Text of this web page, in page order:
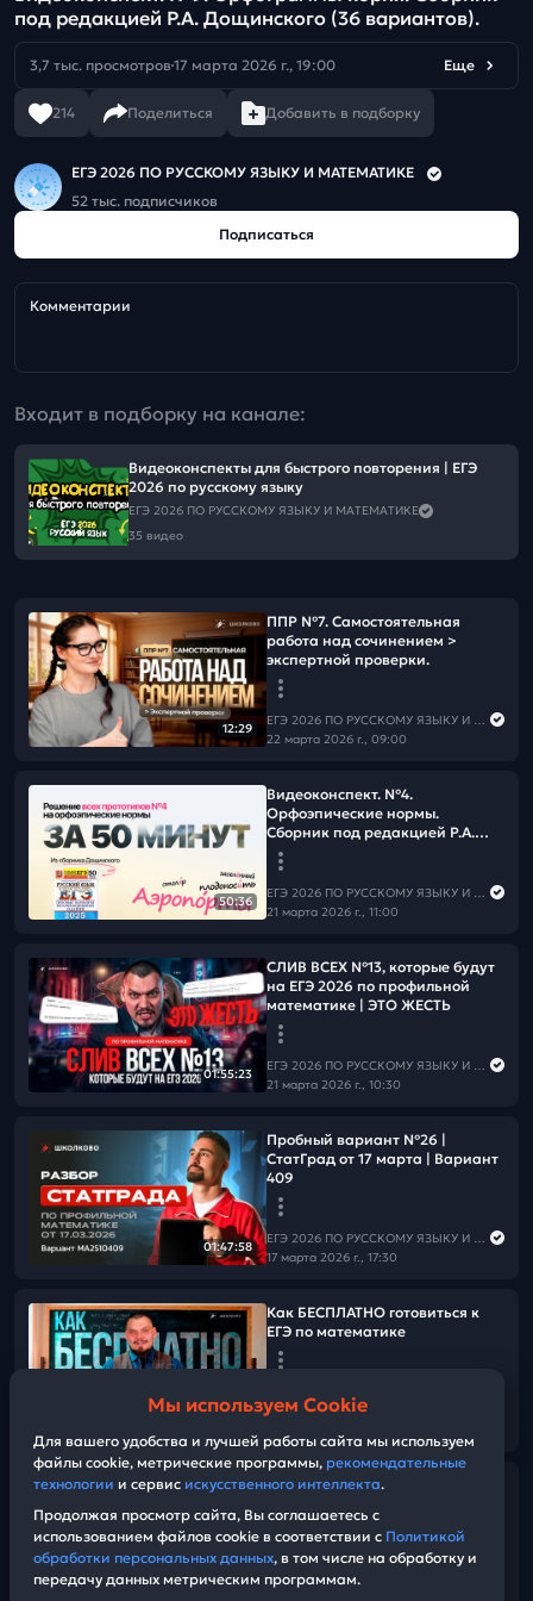
под редакцией Р.А. Дощинского (36 вариантов).
3,7 тыс. просмотров 17 марта 2026 г., 19:00 Еще
214 Поделиться Добавить в подборку
ЕГЭ 2026 ПО РУССКОМУ ЯЗЫКУ И МАТЕМАТИКЕ
52 тыс. подписчиков
Подписаться
Комментарии
Входит в подборку на канале:
Видеоконспекты для быстрого повторения | ЕГЭ
2026 по русскому языку
ЕГЭ 2026 ПО РУССКОМУ ЯЗЫКУ И МАТЕМАТИКЕ
35 видео
12:29
ППР №7. Самостоятельная
работа над сочинением >
экспертной проверки.
ЕГЭ 2026 ПО РУССКОМУ ЯЗЫКУ И МАТЕМАТИКЕ
22 марта 2026 г., 09:00
50:36
Видеоконспект. №4.
Орфоэпические нормы.
Сборник под редакцией Р.А.
Дощинского (50 вариантов)
ЕГЭ 2026 ПО РУССКОМУ ЯЗЫКУ И МАТЕМАТИКЕ
21 марта 2026 г., 11:00
01:55:23
СЛИВ ВСЕХ №13, которые будут
на ЕГЭ 2026 по профильной
математике | ЭТО ЖЕСТЬ
ЕГЭ 2026 ПО РУССКОМУ ЯЗЫКУ И МАТЕМАТИКЕ
21 марта 2026 г., 10:30
01:47:58
Пробный вариант №26 |
СтатГрад от 17 марта | Вариант
409
ЕГЭ 2026 ПО РУССКОМУ ЯЗЫКУ И МАТЕМАТИКЕ
17 марта 2026 г., 17:30
Как БЕСПЛАТНО готовиться к
ЕГЭ по математике
17 марта 2026 г., 16:00
Как БЕСПЛАТНО готовиться к
ЕГЭ 2026 ПО РУССКОМУ ЯЗЫКУ И МАТЕМАТИКЕ
16 марта 2026 г., 12:00
Мы используем Cookie
Для вашего удобства и лучшей работы сайта мы используем
файлы cookie, метрические программы, рекомендательные
технологии и сервис искусственного интеллекта.
Продолжая просмотр сайта, Вы соглашаетесь с
использованием файлов cookie в соответствии с Политикой
обработки персональных данных, в том числе на обработку и
передачу данных метрическим программам.